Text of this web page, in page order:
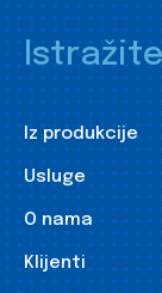
Istražite
Iz produkcije
Usluge
O nama
Klijenti